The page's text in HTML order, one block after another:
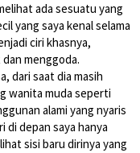
ada sesuatu yang
yang saya kenal selama
ciri khasnya,
menggoda.
dari saat dia masih
wanita muda seperti
alami yang nyaris
di depan saya hanya
sisi baru dirinya yang